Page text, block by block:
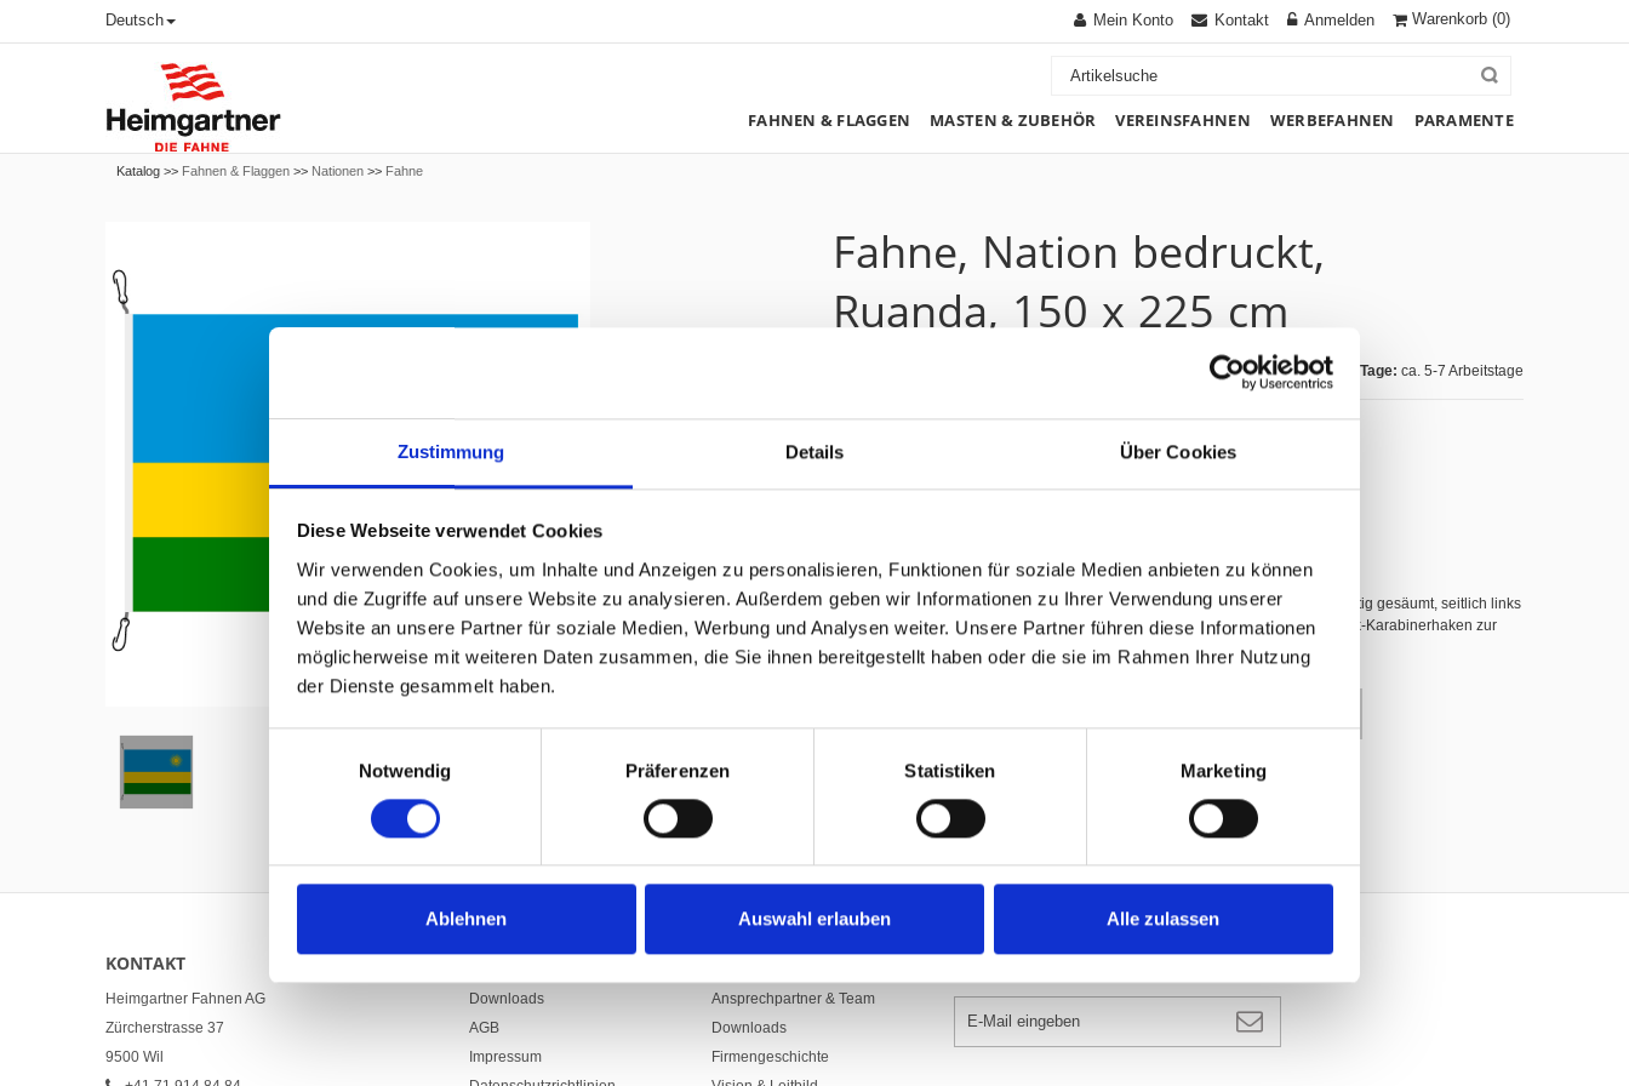
Zustimmung Details Über Cookies
Diese Webseite verwendet Cookies
Wir verwenden Cookies, um Inhalte und Anzeigen zu personalisieren, Funktionen für soziale Medien anbieten zu können
und die Zugriffe auf unsere Website zu analysieren. Außerdem geben wir Informationen zu Ihrer Verwendung unserer
Website an unsere Partner für soziale Medien, Werbung und Analysen weiter. Unsere Partner führen diese Informationen
möglicherweise mit weiteren Daten zusammen, die Sie ihnen bereitgestellt haben oder die sie im Rahmen Ihrer Nutzung
der Dienste gesammelt haben.
Notwendig
Präferenzen Statistiken Marketing
Ablehnen Auswahl erlauben Alle zulassen
Deutsch Warenkorb (0)
Mein Konto Kontakt Anmelden
FAHNEN & FLAGGEN MASTEN & ZUBEHÖR VEREINSFAHNEN WERBEFAHNEN PARAMENTE
Katalog >> Fahnen & Flaggen >> Nationen >> Fahne
Hover to zoom
Fahne, Nation bedruckt,
Ruanda, 150 x 225 cm
Lieferzeit Tage: ca. 5-7 Arbeitstage
190.90 CHF
Art.Nr: A001195
1300.SDS150RWA
Aus Polyesterstoff 160/165 gr./m2​, schwer entflammbar nach DIN 4102 B1, 3-seitig gesäumt, seitlich links
mit Gurte, Seil und rostfreien Karabinerhaken (INOX), dazwischen weisse Plastik-Karabinerhaken zur
Seilführung, Rückseite Spiegelbild.
KONTAKT
Heimgartner Fahnen AG
Zürcherstrasse 37
9500 Wil
LINKS
Downloads
AGB
Impressum
UNTERNEHMEN
Ansprechpartner & Team
Downloads
Firmengeschichte
NEWSLETTER ANMELDEN